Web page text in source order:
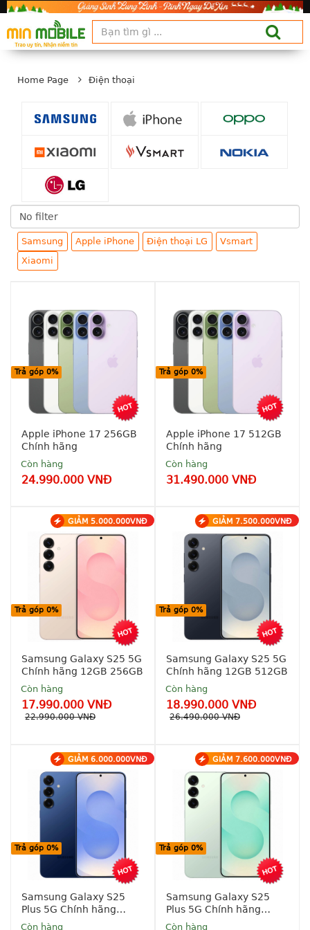
Home Page Điện thoại
Samsung Apple iPhone Điện thoại LG
Vsmart
Xiaomi
Apple iPhone 17 256GB
Chính hãng
Còn hàng
24.990.000 VNĐ
Free
Ship Toàn
quốc
0% - 0
hành
chính
hãng 12
Tháng
miễn phí
Ưu đãi
50% cho
phụ kiện
Thu cũ,
đổi mới
giá đến
2 Triệu
Trả góp 0%
Apple iPhone 17 512GB
Chính hãng
Còn hàng
31.490.000 VNĐ
Free
Ship Toàn
quốc
Hỗ trợ
0% - 0
hành
chính
hãng 12
Tháng
miễn phí
Ưu đãi
50% cho
phụ kiện
đổi mới
giá đến
2 Triệu
Trả góp 0%
Samsung Galaxy S25 5G
Chính hãng 12GB 256GB
Còn hàng
17.990.000 VNĐ
22.990.000 VNĐ
Lì xì
lên tới 3tr
đồng
Thu cũ
đổi mới trợ
đồng
Hỗ trợ
Trả góp 0%
GIẢM 5.000.000VNĐ
Samsung Galaxy S25 5G
Chính hãng 12GB 512GB
Còn hàng
18.990.000 VNĐ
26.490.000 VNĐ
Lì xì
lên tới 3tr
Thu cũ
đổi mới trợ
đồng
Hỗ trợ
Trả góp 0%
GIẢM 7.500.000VNĐ
Samsung Galaxy S25
Plus 5G Chính hãng
12GB 256GB
Còn hàng
Trả góp 0%
GIẢM 6.000.000VNĐ
Samsung Galaxy S25
Plus 5G Chính hãng
12GB 512GB
Còn hàng
Trả góp 0%
GIẢM 7.600.000VNĐ